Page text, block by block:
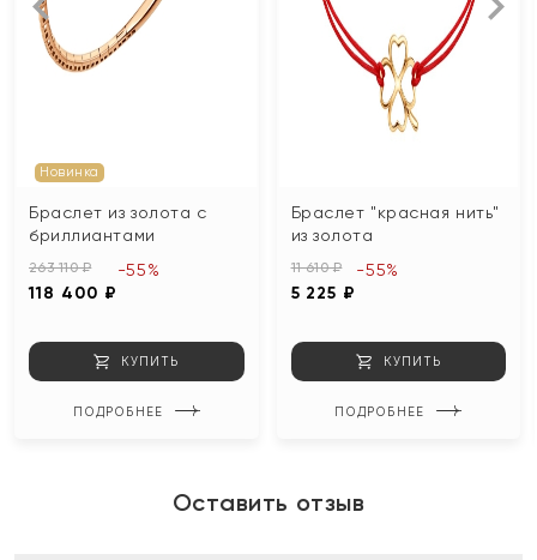
Новинка
Браслет из золота с
бриллиантами
263 110 ₽
118 400 ₽
-55%
КУПИТЬ
ПОДРОБНЕЕ
Браслет "красная нить"
из золота
11 610 ₽
5 225 ₽
-55%
КУПИТЬ
ПОДРОБНЕЕ
Оставить отзыв